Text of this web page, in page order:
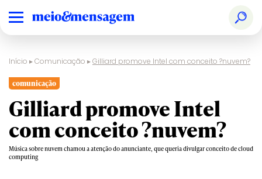
Início ▸Comunicação ▸Gilliard promove Intel com conceito ?nuvem?
comunicação
Gilliard promove Intel
com conceito ?nuvem?
Música sobre nuvem chamou a atenção do anunciante, que queria divulgar conceito de cloud
computing